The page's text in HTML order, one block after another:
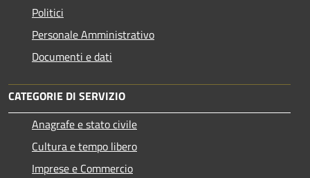
Politici
Personale Amministrativo
Documenti e dati
CATEGORIE DI SERVIZIO
Anagrafe e stato civile
Cultura e tempo libero
Imprese e Commercio